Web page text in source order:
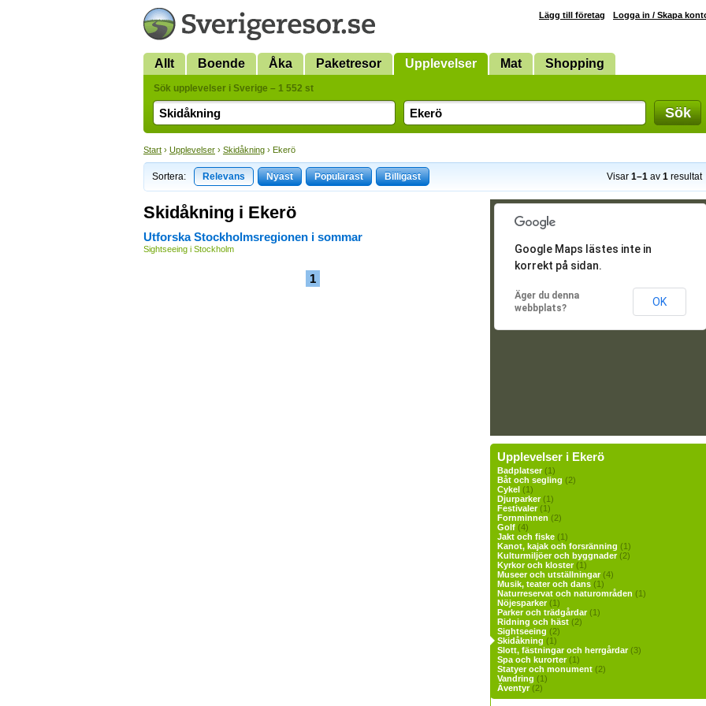
Lägg till företag Logga in / Skapa
Allt Boende Åka Paketresor Upplevelser Mat Shopping
Sök upplevelser i Sverige – 1 552 st
Sök
Start › Upplevelser › Skidåkning › Ekerö
Sortera: Relevans Nyast Populärast Billigast Visar 1–1 av 1 resultat
Skidåkning i Ekerö
Utforska Stockholmsregionen i sommar
Sightseeing i Stockholm
1
Google Maps lästes inte in
korrekt på sidan.
Äger du denna
webbplats?
OK
Upplevelser i Ekerö
Badplatser(1)
Båt och segling (2)
Cykel (1)
Djurparker(1)
Festivaler(1)
Fornminnen (2)
Golf (4)
Jakt och fiske (1)
Kanot, kajak och forsränning (1)
Kulturmiljöer och byggnader(2)
Kyrkor och kloster(1)
Museer och utställningar(4)
Musik, teater och dans (1)
Naturreservat och naturområden (1)
Nöjesparker(1)
Parker och trädgårdar(1)
Ridning och häst (2)
Sightseeing (2)
Skidåkning (1)
Slott, fästningar och herrgårdar(3)
Spa och kurorter(1)
Statyer och monument (2)
Vandring (1)
Äventyr(2)